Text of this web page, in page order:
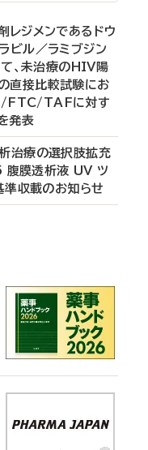
レジメンであるドウ
ビル／ラミブジン
て、未治療のHIV陽
直接比較試験にお
FTC/TAFに対す
発表
治療の選択肢拡充
腹膜透析液 UV ツ
準収載のお知らせ